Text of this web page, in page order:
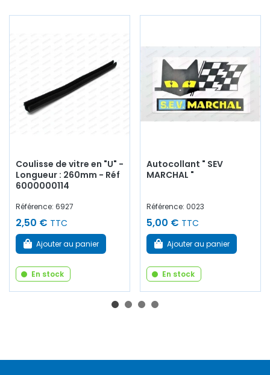
Coulisse de vitre en "U" -
Longueur : 260mm - Réf
6000000114
Référence: 6927
2,50 € TTC
Ajouter au panier
En stock
Autocollant " SEV
MARCHAL "
Référence: 0023
5,00 € TTC
Ajouter au panier
En stock